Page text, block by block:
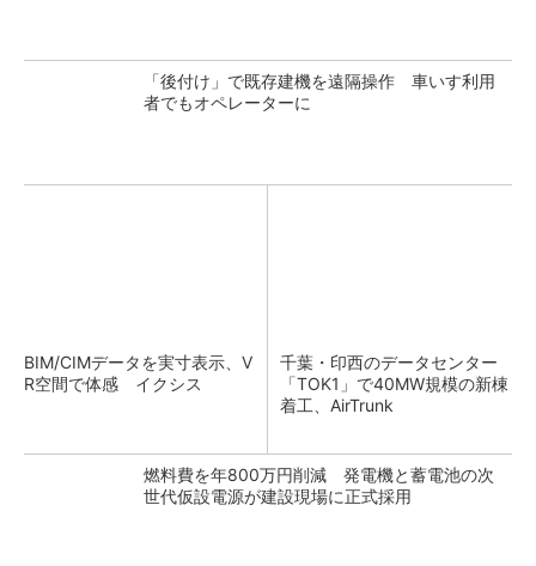
「後付け」で既存建機を遠隔操作 車いす利用
者でもオペレーターに
BIM/CIMデータを実寸表示、V
R空間で体感 イクシス
千葉・印西のデータセンター
「TOK1」で40MW規模の新棟
着工、AirTrunk
燃料費を年800万円削減 発電機と蓄電池の次
世代仮設電源が建設現場に正式採用